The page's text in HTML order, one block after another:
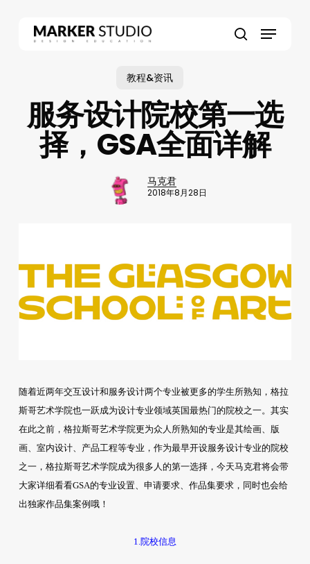
Menu
教程&资讯
服务设计院校第一选
择，GSA全面详解
马克君
2018年8月28日
随着近两年交互设计和服务设计两个专业被更多的学生所熟知，格拉
斯哥艺术学院也一跃成为设计专业领域英国最热门的院校之一。其实
在此之前，格拉斯哥艺术学院更为众人所熟知的专业是其绘画、版
画、室内设计、产品工程等专业，作为最早开设服务设计专业的院校
之一，格拉斯哥艺术学院成为很多人的第一选择，今天马克君将会带
大家详细看看GSA的专业设置、申请要求、作品集要求，同时也会给
出独家作品集案例哦！
1.院校信息